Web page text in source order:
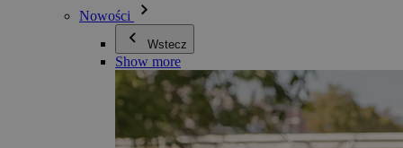
Nowości
Wstecz
Show more